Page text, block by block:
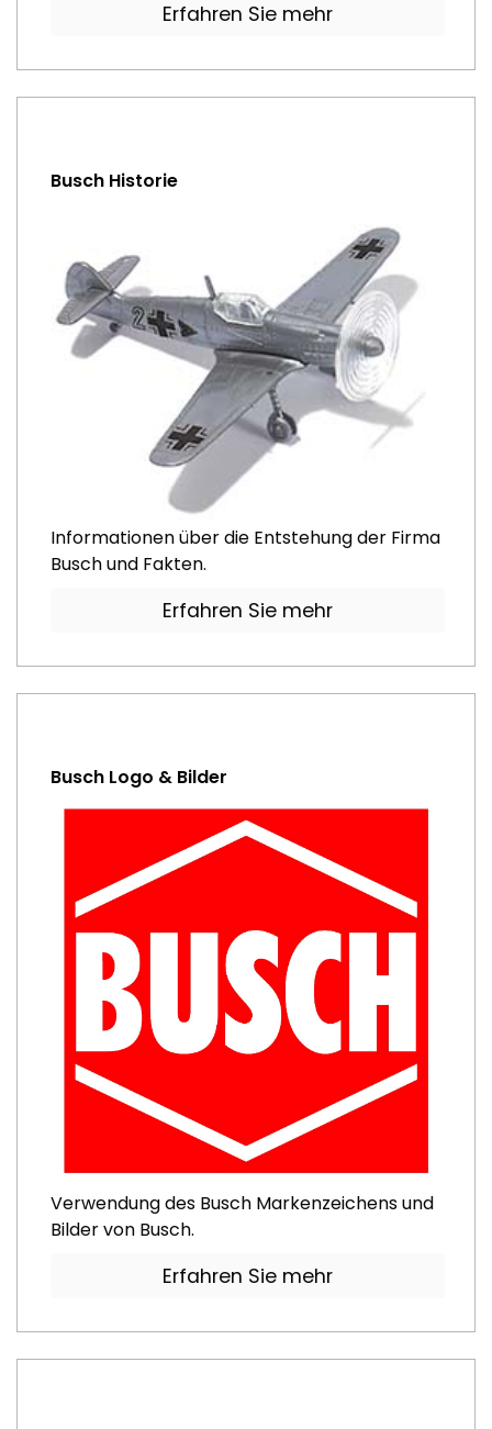
Erfahren Sie mehr
Busch Historie
Informationen über die Entstehung der Firma
Busch und Fakten.
Erfahren Sie mehr
Busch Logo & Bilder
Verwendung des Busch Markenzeichens und
Bilder von Busch.
Erfahren Sie mehr